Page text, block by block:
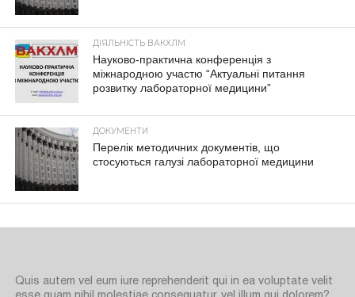
ДІЯЛЬНІСТЬ ВАКХЛМ
Науково-практична конференція з
міжнародною участю “Актуальні питання
розвитку лабораторної медицини”
ДОКУМЕНТИ
Перелік методичних документів, що
стосуються галузі лабораторної медицини
Quis autem vel eum iure reprehenderit qui in ea voluptate velit